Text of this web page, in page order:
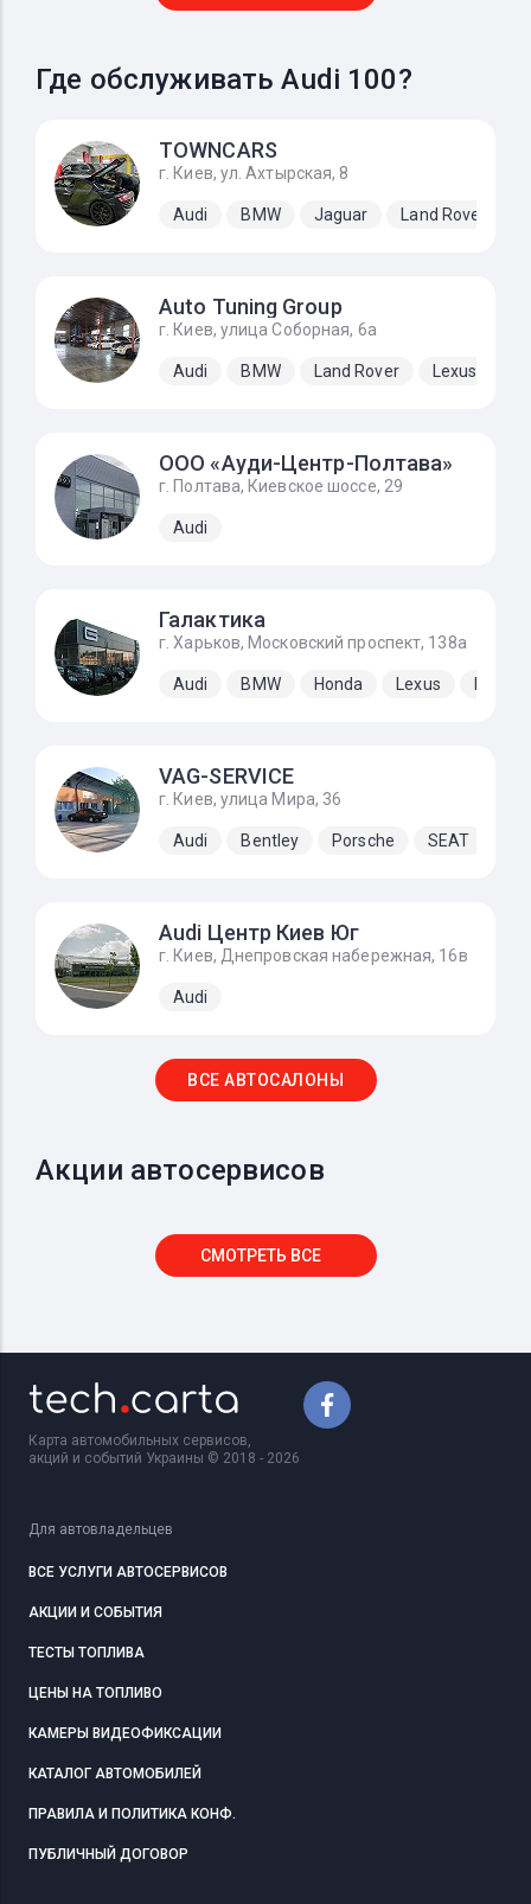
Где обслуживать Audi 100?
TOWNCARS
г. Киев, ул. Ахтырская, 8
Audi BMW Jaguar Land Rover
Auto Tuning Group
г. Киев, улица Соборная, 6а
Audi BMW Land Rover Lexus
ООО «Ауди-Центр-Полтава»
г. Полтава, Киевское шоссе, 29
Audi
Галактика
г. Харьков, Московский проспект, 138а
Audi BMW Honda Lexus
VAG-SERVICE
г. Киев, улица Мира, 36
Audi Bentley Porsche SEAT
Audi Центр Киев Юг
г. Киев, Днепровская набережная, 16в
Audi
ВСЕ АВТОСАЛОНЫ
Акции автосервисов
СМОТРЕТЬ ВСЕ
Карта автомобильных сервисов,
акций и событий Украины © 2018 - 2026
Для автовладельцев
ВСЕ УСЛУГИ АВТОСЕРВИСОВ
АКЦИИ И СОБЫТИЯ
ТЕСТЫ ТОПЛИВА
ЦЕНЫ НА ТОПЛИВО
КАМЕРЫ ВИДЕОФИКСАЦИИ
КАТАЛОГ АВТОМОБИЛЕЙ
ПРАВИЛА И ПОЛИТИКА КОНФ.
ПУБЛИЧНЫЙ ДОГОВОР